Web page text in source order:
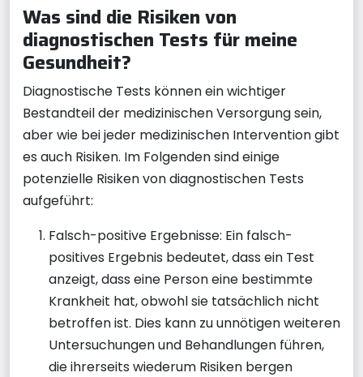
Was sind die Risiken von
diagnostischen Tests für meine
Gesundheit?
Diagnostische Tests können ein wichtiger
Bestandteil der medizinischen Versorgung sein,
aber wie bei jeder medizinischen Intervention gibt
es auch Risiken. Im Folgenden sind einige
potenzielle Risiken von diagnostischen Tests
aufgeführt:
Falsch-positive Ergebnisse: Ein falsch-
positives Ergebnis bedeutet, dass ein Test
anzeigt, dass eine Person eine bestimmte
Krankheit hat, obwohl sie tatsächlich nicht
betroffen ist. Dies kann zu unnötigen weiteren
Untersuchungen und Behandlungen führen,
die ihrerseits wiederum Risiken bergen